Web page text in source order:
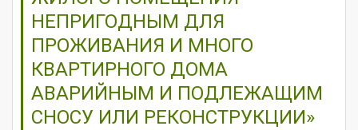
НЕПРИГОДНЫМ ДЛЯ
ПРОЖИВАНИЯ И МНОГО
КВАРТИРНОГО ДОМА
АВАРИЙНЫМ И ПОДЛЕЖАЩИМ
СНОСУ ИЛИ РЕКОНСТРУКЦИИ»